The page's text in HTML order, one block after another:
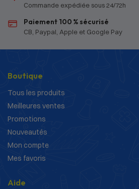
Commande expédiée sous 24/72h
Paiement 100 % sécurisé
CB, Paypal, Apple et Google Pay
Boutique
Tous les produits
Meilleures ventes
Promotions
Nouveautés
Mon compte
Mes favoris
Aide